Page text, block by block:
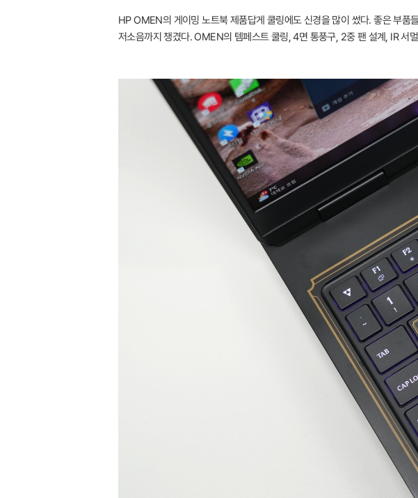
HP OMEN의 게이밍 노트북 제품답게 쿨링에도 신경을 많이 썼다. 좋은 부품
저소음까지 챙겼다. OMEN의 템페스트 쿨링, 4면 통풍구, 2중 팬 설계, IR 서